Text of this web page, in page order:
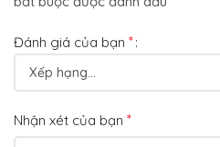
Đánh giá của bạn *
Nhận xét của bạn *